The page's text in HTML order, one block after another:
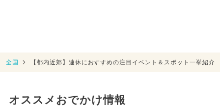
全国 【都内近郊】連休におすすめの注目イベント＆スポット一挙紹介
オススメおでかけ情報